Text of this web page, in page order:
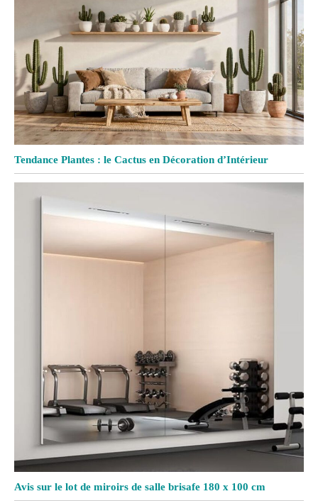
Tendance Plantes : le Cactus en Décoration d’Intérieur
Avis sur le lot de miroirs de salle brisafe 180 x 100 cm